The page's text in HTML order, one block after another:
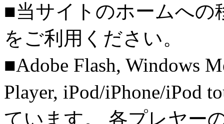
■当サイトのホームへの
をご利用ください。
■Adobe Flash, Windows
Player, iPod/iPhone/iPod
ています。 各プレヤー